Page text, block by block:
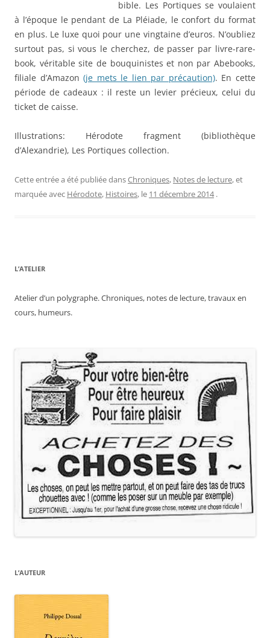
bible. Les Portiques se voulaient
à l’époque le pendant de La Pléiade, le confort du format
en plus. Le luxe quoi pour une vingtaine d’euros. N’oubliez
surtout pas, si vous le cherchez, de passer par livre-rare-
book, véritable site de bouquinistes et non par Abebooks,
filiale d’Amazon(je mets le lien par précaution). En cette
période de cadeaux : il reste un levier précieux, celui du
ticket de caisse.
Illustrations: Hérodote fragment (bibliothèque
d’Alexandrie), Les Portiques collection.
Cette entrée a été publiée dansChroniques, Notes de lecture, et
marquée avec Hérodote, Histoires, le 11 décembre 2014 .
L’ATELIER
Atelier d’un polygraphe. Chroniques, notes de lecture, travaux en
cours, humeurs.
L’AUTEUR